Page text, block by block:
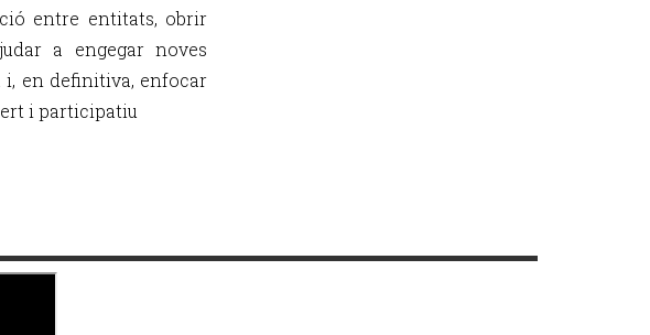
entre entitats, obrir
a engegar noves
en definitiva, enfocar
i participatiu